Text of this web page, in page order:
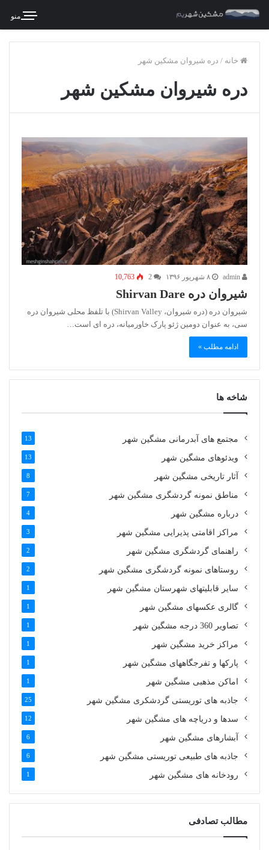
منو
خانه / دره شیروان مشکین شهر
دره شیروان مشکین شهر
۸ شهریور ۱۳۹۶ 10,763
شیروان دره Shirvan Dare
شيروان دره (دره شیروان، Shirvan Valley) با تلفظ محلی شیروان دره
سی، به عنوان دومین ژئو پارک خاورمیانه، دره ای است…
ادامه مطلب »
شاخه ها
مجتمع های آبدرمانی مشگین شهر 13
ویدئوهای مشگین شهر 13
آثار تاریخی مشگین شهر 8
مناطق نمونه گردشگری مشگین شهر 7
درباره مشگین شهر 4
مراکز اقامتی پذیرایی مشگین شهر 3
راهنمای گردشگری مشگین شهر 2
روستاهای نمونه گردشگری مشگین شهر 2
سایر قابلیتهای شهرستان مشگین شهر 1
گالری عکسهای مشگین شهر 1
تصاویر 360 درجه مشگین شهر 1
مراکز خرید مشگین شهر 1
پارکها و تفرجگاههای مشگین شهر 1
اماکن مذهبی مشگین شهر 1
جاذبه های توریستی گردشکری مشگین شهر 25
سدها و دریاچه های مشگین شهر 12
آبشارهای مشگین شهر 6
جاذبه های طبیعی توریستی مشگین شهر 6
رودخانه های مشگین شهر 1
مطالب تصادفی